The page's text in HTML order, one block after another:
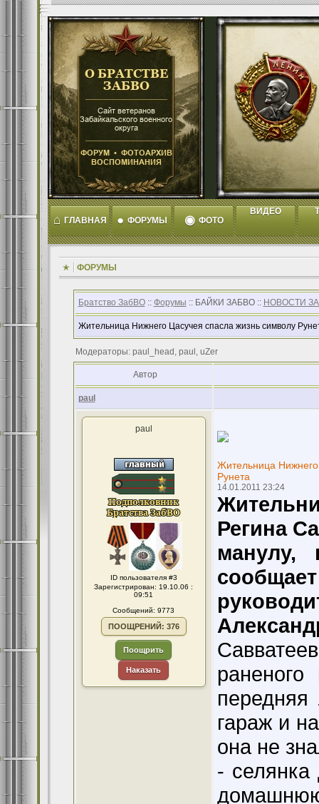
⌂ ГЛАВНАЯ ● ФОРУМЫ ◉ ФОТО
ВИДЕО
ФОРУМЫ
Братство ЗабВО:: Форумы :: БАЙКИ ЗАБВО :: НОВОСТИ
Жительница Нижнего Цасучея спасла жизнь символу
Модераторы: paul_head, paul, uZer
Автор
paul
paul
ID пользователя #3
Зарегистрирован: 19.10.06 :
09:51
Сообщений: 9773
ПООЩРЕНИЙ: 376
Поощрить
Наказать
Жительница
Рунета
14.01.2011 23:24
Регина
манулу,
гараж и
она не
-